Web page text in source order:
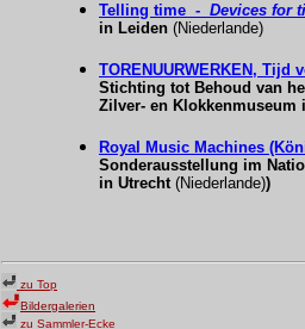
Telling time - Devices for
in Leiden (Niederlande)
TORENUURWERKEN, Tijd
Stichting tot Behoud van
Zilver- en Klokkenmuseum
Royal Music Machines
Sonderausstellung im
in Utrecht (Niederlande))
zu Top
Bildergalerien
zu Sammler-Ecke